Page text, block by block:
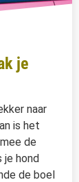
je
naar
is het
de
je hond
de boel